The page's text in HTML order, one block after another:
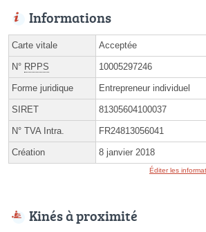
Informations
Carte vitale Acceptée
N° RPPS 10005297246
Forme juridique Entrepreneur individuel
SIRET 81305604100037
N° TVA Intra. FR24813056041
Création 8 janvier 2018
Éditer les
Kinés à proximité